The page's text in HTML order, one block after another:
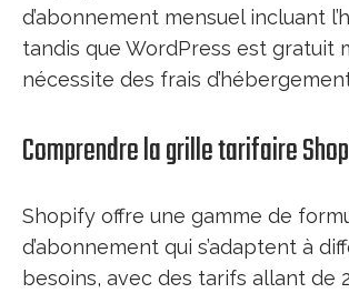
d’abonnement mensuel incluant
tandis que WordPress est gratuit
nécessite des frais
Comprendre la grille tarifaire
Shopify offre une gamme de
d’abonnement qui s’adaptent à
besoins, avec des tarifs allant de